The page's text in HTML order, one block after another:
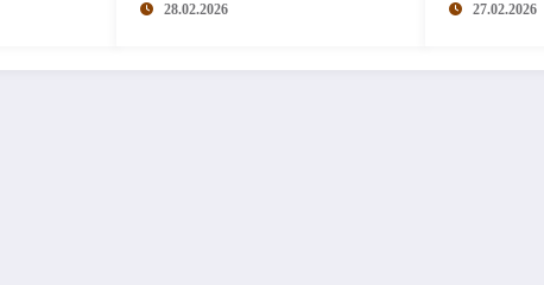
28.02.2026 27.02.2026